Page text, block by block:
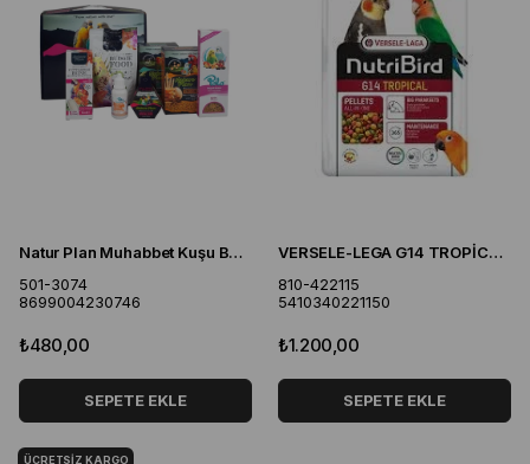
Natur Plan Muhabbet Kuşu Başlangıç Seti
501-3074
8699004230746
₺480,00
SEPETE EKLE
VERSELE-LEGA G14 TROPİCAL PARAKET PALET YEM 1 KG
810-422115
5410340221150
₺1.200,00
SEPETE EKLE
ÜCRETSIZ KARGO